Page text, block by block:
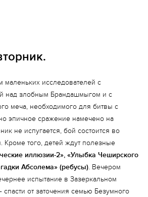
исследователей с
над злобным Брандашмыгом и с
меча, необходимого для битвы с
эпичное сражение намечено на
не испугается, бой состоится во
Кроме того, детей ждут полезные
иллюзии-2», «Улыбка Чеширского
Абсолема» (ребусы). Вечером
испытание в Зазеркальном
от заточения семью Безумного